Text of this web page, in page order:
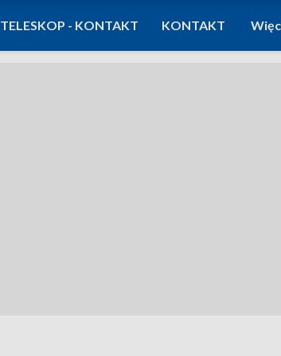
TELESKOP - KONTAKT KONTAKT